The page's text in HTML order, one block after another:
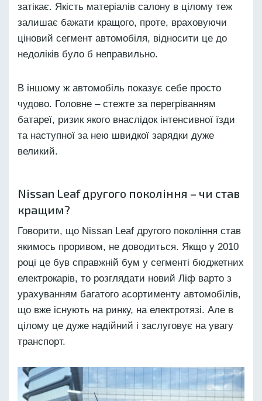
затікає. Якість матеріалів салону в цілому теж
залишає бажати кращого, проте, враховуючи
ціновий сегмент автомобіля, відносити це до
недоліків було б неправильно.
В іншому ж автомобіль показує себе просто
чудово. Головне – стежте за перегріванням
батареї, ризик якого внаслідок інтенсивної їзди
та наступної за нею швидкої зарядки дуже
великий.
Nissan Leaf другого покоління – чи став
кращим?
Говорити, що Nissan Leaf другого покоління став
якимось проривом, не доводиться. Якщо у 2010
році це був справжній бум у сегменті бюджетних
електрокарів, то розглядати новий Ліф варто з
урахуванням багатого асортименту автомобілів,
що вже існують на ринку, на електротязі. Але в
цілому це дуже надійний і заслуговує на увагу
транспорт.